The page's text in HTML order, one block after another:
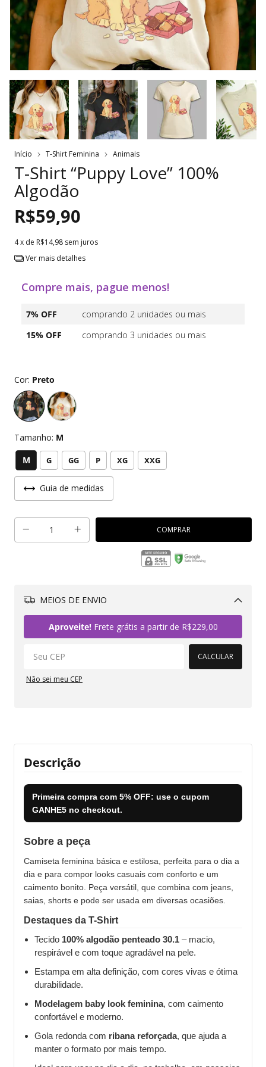
Início T-Shirt Feminina Animais
T-Shirt “Puppy Love” 100%
Algodão
R$59,90
4x de R$14,98 sem juros
Ver mais detalhes
Compre mais, pague menos!
7% OFF
comprando 2 unidades ou mais
15% OFF
comprando 3 unidades ou mais
Cor: Preto
Tamanho: M
M G GG P XG XXG
Guia de medidas
MEIOS DE ENVIO
Aproveite!Frete grátis a partir de R$229,00
CALCULAR
Não sei meu CEP
Descrição
Primeira compra com 5% OFF: use o cupom
GANHE5 no checkout.
Sobre a peça
Camiseta feminina básica e estilosa, perfeita para o dia a
dia e para compor looks casuais com conforto e um
caimento bonito. Peça versátil, que combina com jeans,
saias, shorts e pode ser usada em diversas ocasiões.
Destaques da T-Shirt
Tecido 100% algodão penteado 30.1 – macio,
respirável e com toque agradável na pele.
Estampa em alta definição, com cores vivas e ótima
durabilidade.
Modelagem baby look feminina, com caimento
confortável e moderno.
Gola redonda com ribana reforçada, que ajuda a
manter o formato por mais tempo.